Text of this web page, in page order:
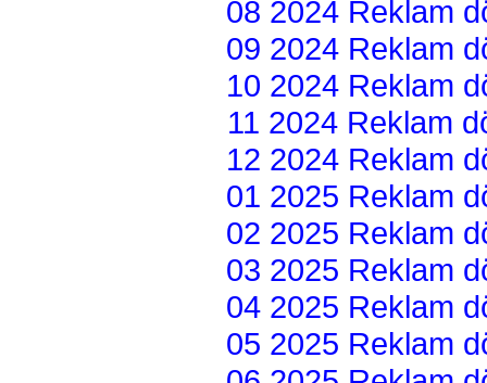
08 2024 Reklam
09 2024 Reklam
10 2024 Reklam
11 2024 Reklam
12 2024 Reklam
01 2025 Reklam
02 2025 Reklam
03 2025 Reklam
04 2025 Reklam
05 2025 Reklam